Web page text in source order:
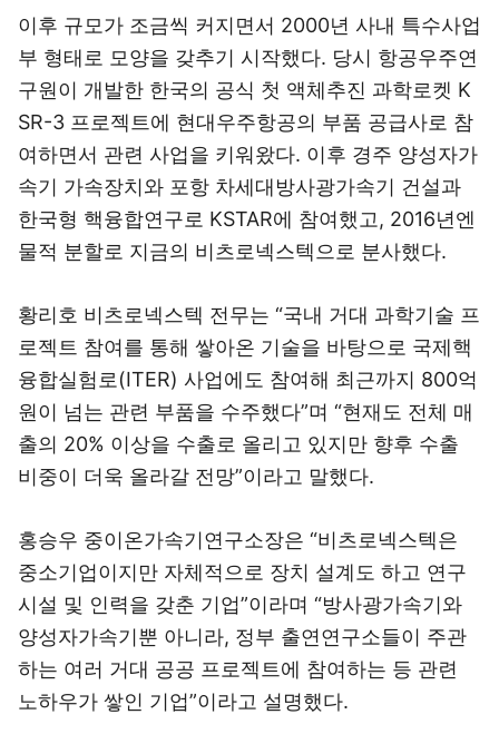
이후 규모가 조금씩 커지면서 2000년 사내 특수사업
부 형태로 모양을 갖추기 시작했다. 당시 항공우주연
구원이 개발한 한국의 공식 첫 액체추진 과학로켓 K
SR-3 프로젝트에 현대우주항공의 부품 공급사로 참
여하면서 관련 사업을 키워왔다. 이후 경주 양성자가
속기 가속장치와 포항 차세대방사광가속기 건설과
한국형 핵융합연구로 KSTAR에 참여했고, 2016년엔
물적 분할로 지금의 비츠로넥스텍으로 분사했다.
황리호 비츠로넥스텍 전무는 “국내 거대 과학기술 프
로젝트 참여를 통해 쌓아온 기술을 바탕으로 국제핵
융합실험로(ITER) 사업에도 참여해 최근까지 800억
원이 넘는 관련 부품을 수주했다”며 “현재도 전체 매
출의 20% 이상을 수출로 올리고 있지만 향후 수출
비중이 더욱 올라갈 전망”이라고 말했다.
홍승우 중이온가속기연구소장은 “비츠로넥스텍은
중소기업이지만 자체적으로 장치 설계도 하고 연구
시설 및 인력을 갖춘 기업”이라며 “방사광가속기와
양성자가속기뿐 아니라, 정부 출연연구소들이 주관
하는 여러 거대 공공 프로젝트에 참여하는 등 관련
노하우가 쌓인 기업”이라고 설명했다.